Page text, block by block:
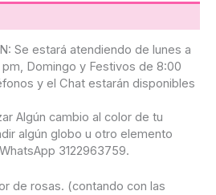
Se estará atendiendo de lunes a
Domingo y Festivos de 8:00
y el Chat estarán disponibles
Algún cambio al color de tu
algún globo u otro elemento
3122963759.
de rosas. (contando con las